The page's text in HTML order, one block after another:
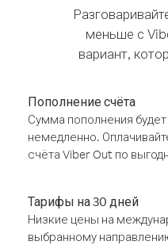
меньше с
вариант,
Пополнение счёта
Сумма пополнения
немедленно.
счёта Viber Out по
Тарифы на 30 дней
Низкие цены на
выбранному